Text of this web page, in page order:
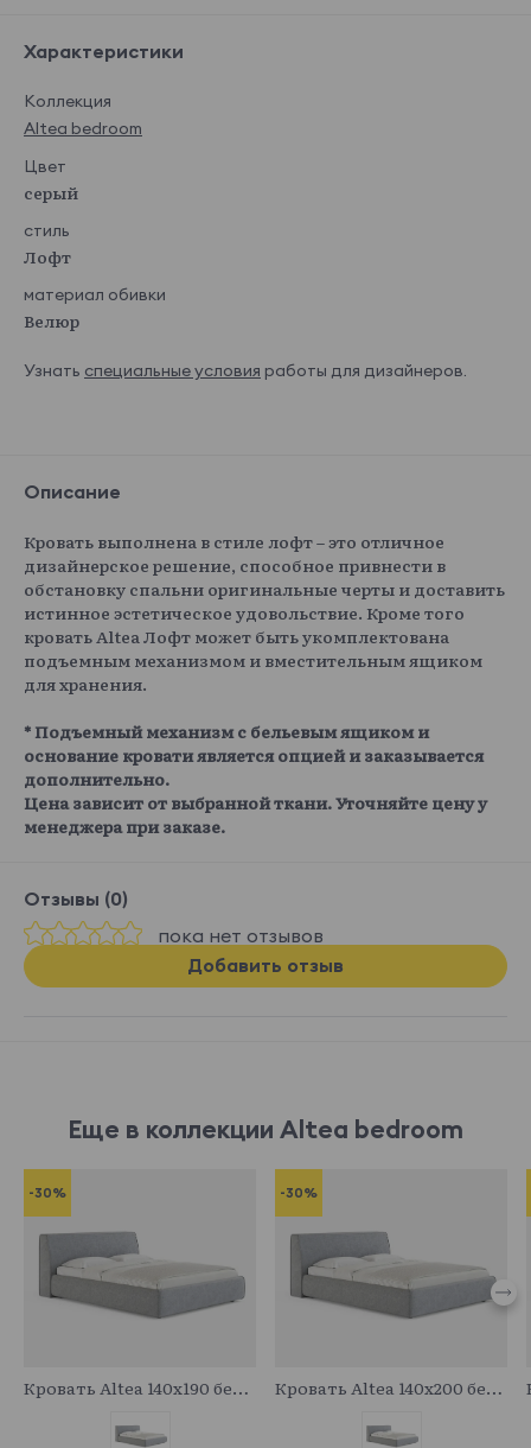
Характеристики
Коллекция
Altea bedroom
Цвет
серый
стиль
Лофт
материал обивки
Велюр
Узнать специальные условия работы для дизайнеров.
Описание
Кровать выполнена в стиле лофт – это отличное
дизайнерское решение, способное привнести в
обстановку спальни оригинальные черты и доставить
истинное эстетическое удовольствие. Кроме того
кровать Altea Лофт может быть укомплектована
подъемным механизмом и вместительным ящиком
для хранения.
* Подъемный механизм с бельевым ящиком и
основание кровати является опцией и заказывается
дополнительно.
Цена зависит от выбранной ткани. Уточняйте цену у
менеджера при заказе.
Отзывы (0)
пока нет отзывов
Добавить отзыв
Еще в коллекции Altea bedroom
-30%
Кровать Altea 140x190 без основания и подъемного механизма
-30%
Кровать Altea 140x200 без основания и подъемного механизма